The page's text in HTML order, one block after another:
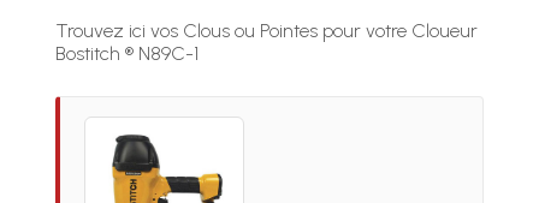
Trouvez ici vos Clous ou Pointes pour votre Cloueur
Bostitch ® N89C-1